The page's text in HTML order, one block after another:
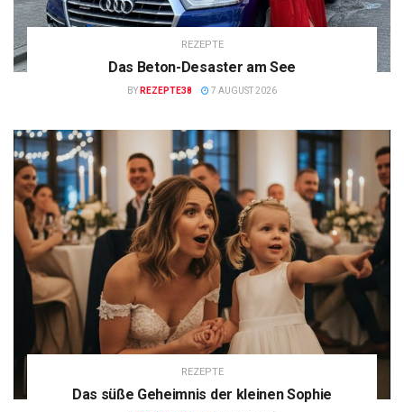
REZEPTE
Das Beton-Desaster am See
BY REZEPTE38 7 AUGUST 2026
REZEPTE
Das süße Geheimnis der kleinen Sophie